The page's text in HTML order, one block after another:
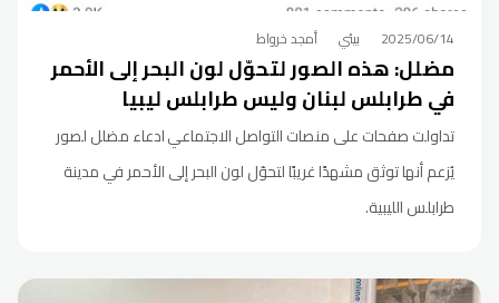
2025/06/14 بيئي أمجد خرواط
مضلل: هذه الصور لتحوّل لون البحر إلى الأحمر
في طرابلس لبنان وليس طرابلس ليبيا
تداولت صفحات على منصات التواصل الاجتماعي ادعاء مضلل لصور
يُزعم أنها توثق مشهدًا غريبًا لتحوّل لون البحر إلى الأحمر في مدينة
طرابلس الليبية.